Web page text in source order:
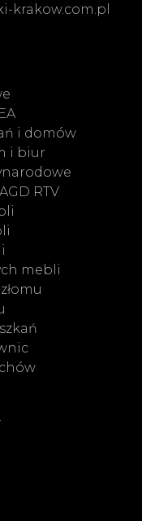
krakow.com.pl
i domów
i biur
RTV
mebli